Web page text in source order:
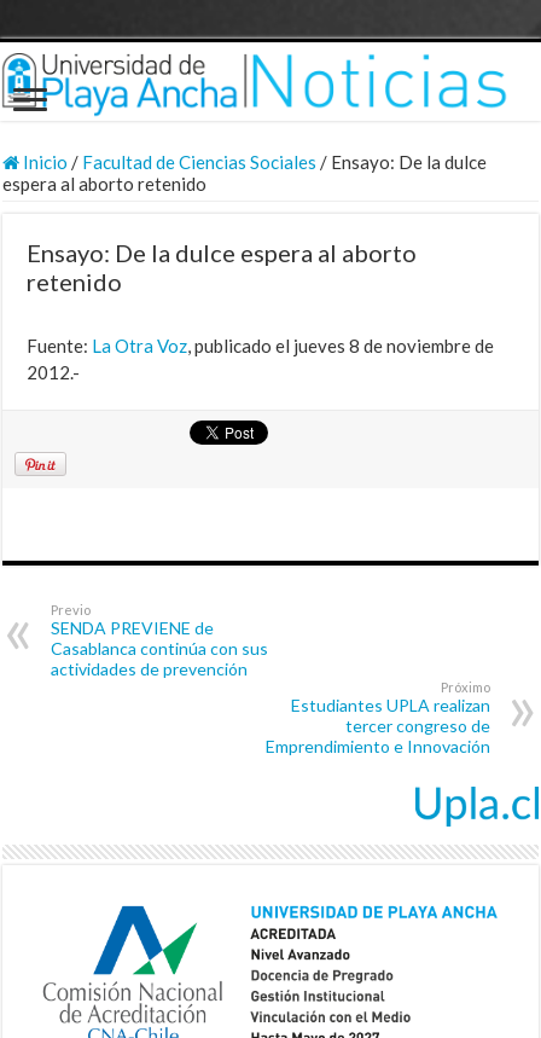
Inicio / Facultad de Ciencias Sociales / Ensayo: De la dulce
espera al aborto retenido
Ensayo: De la dulce espera al aborto
retenido
Fuente: La Otra Voz, publicado el jueves 8 de noviembre de
2012.-
Previo
SENDA PREVIENE de
Casablanca continúa con sus
actividades de prevención
Próximo
Estudiantes UPLA realizan
tercer congreso de
Emprendimiento e Innovación